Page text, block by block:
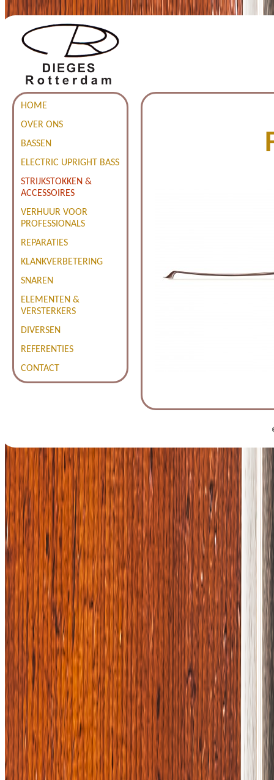
HOME
OVER ONS
BASSEN
ELECTRIC UPRIGHT BASS
STRIJKSTOKKEN &
ACCESSOIRES
VERHUUR VOOR
PROFESSIONALS
REPARATIES
KLANKVERBETERING
SNAREN
ELEMENTEN &
VERSTERKERS
DIVERSEN
REFERENTIES
CONTACT